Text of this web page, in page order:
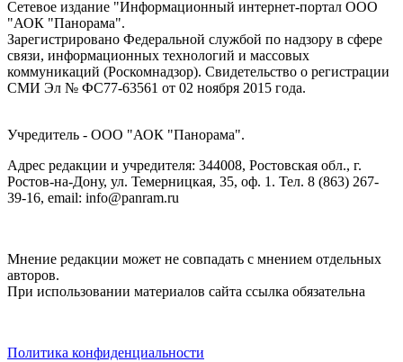
Сетевое издание "Информационный интернет-портал ООО
"АОК "Панорама".
Зарегистрировано Федеральной службой по надзору в сфере
связи, информационных технологий и массовых
коммуникаций (Роскомнадзор). Cвидетельство о регистрации
СМИ Эл № ФС77-63561 от 02 ноября 2015 года.
Учредитель - ООО "АОК "Панорама".
Адрес редакции и учредителя: 344008, Ростовская обл., г.
Ростов-на-Дону, ул. Темерницкая, 35, оф. 1. Тел. 8 (863) 267-
39-16, email: info@panram.ru
Мнение редакции может не совпадать с мнением отдельных
авторов.
При использовании материалов сайта ссылка обязательна
Политика конфиденциальности